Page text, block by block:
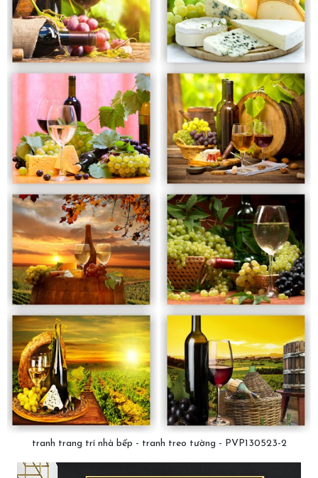
tranh trang trí nhà bếp - tranh treo tường - PVP130523-2